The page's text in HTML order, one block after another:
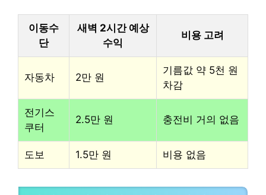
이동수
단
새벽 2시간 예상
수익
비용 고려
자동차 2만 원
기름값 약 5천 원
차감
전기스
쿠터
2.5만 원 충전비 거의 없음
도보 1.5만 원 비용 없음